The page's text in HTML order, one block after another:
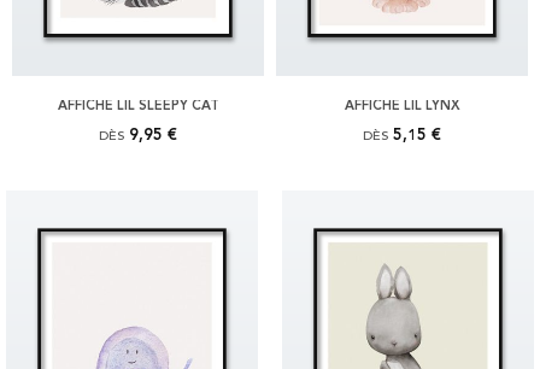
AFFICHE LIL SLEEPY CAT
DÈS 9,95 €
AFFICHE LIL LYNX
DÈS 5,15 €